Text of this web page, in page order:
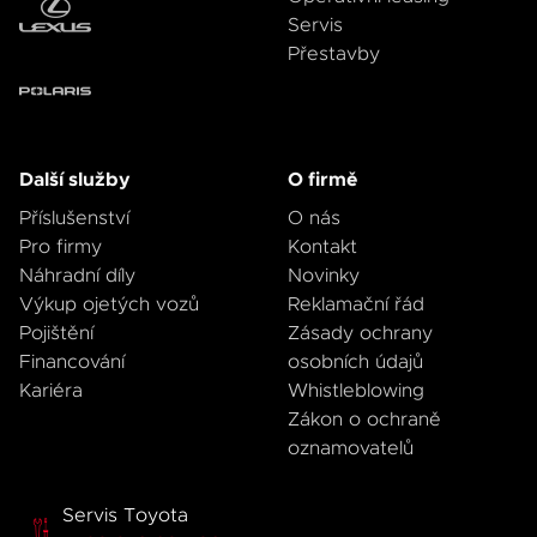
Servis
Přestavby
Další služby
Příslušenství
Pro firmy
Náhradní díly
Výkup ojetých vozů
Pojištění
Financování
Kariéra
O firmě
O nás
Kontakt
Novinky
Reklamační řád
Zásady ochrany
osobních údajů
Whistleblowing
Zákon o ochraně
oznamovatelů
Servis Toyota